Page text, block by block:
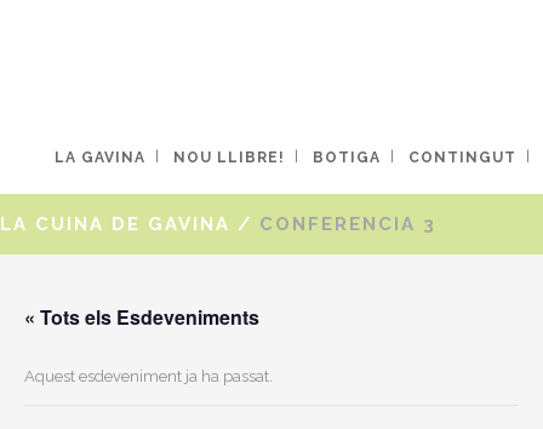
LA GAVINA NOU LLIBRE! BOTIGA CONTINGUT
LA CUINA DE GAVINA / CONFERENCIA 3
« Tots els Esdeveniments
Aquest esdeveniment ja ha passat.